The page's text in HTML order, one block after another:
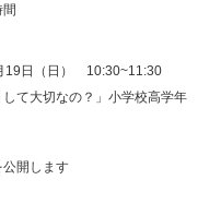
19日（日） 10:30~11:30
して大切なの？」小学校高学年
開します